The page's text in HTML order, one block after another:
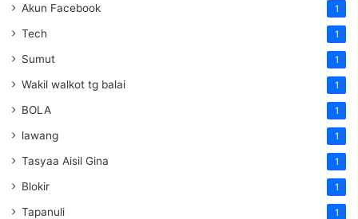
Akun Facebook 1
Tech 1
Sumut 1
Wakil walkot tg balai 1
BOLA 1
lawang 1
Tasyaa Aisil Gina 1
Blokir 1
Tapanuli 1